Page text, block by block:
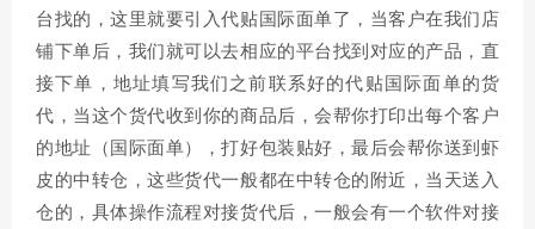
台找的，这里就要引入代贴国际面单了，当客户在我们店
铺下单后，我们就可以去相应的平台找到对应的产品，直
接下单，地址填写我们之前联系好的代贴国际面单的货
代，当这个货代收到你的商品后，会帮你打印出每个客户
的地址（国际面单），打好包装贴好，最后会帮你送到虾
皮的中转仓，这些货代一般都在中转仓的附近，当天送入
仓的，具体操作流程对接货代后，一般会有一个软件对接